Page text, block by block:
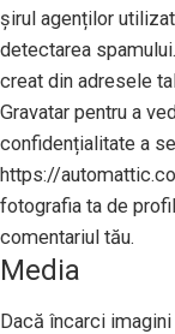
șirul agenților
detectarea
creat din adresele
Gravatar pentru a
confidențialitate a
https://
fotografia ta de
comentariul tău.
Media
Dacă încarci